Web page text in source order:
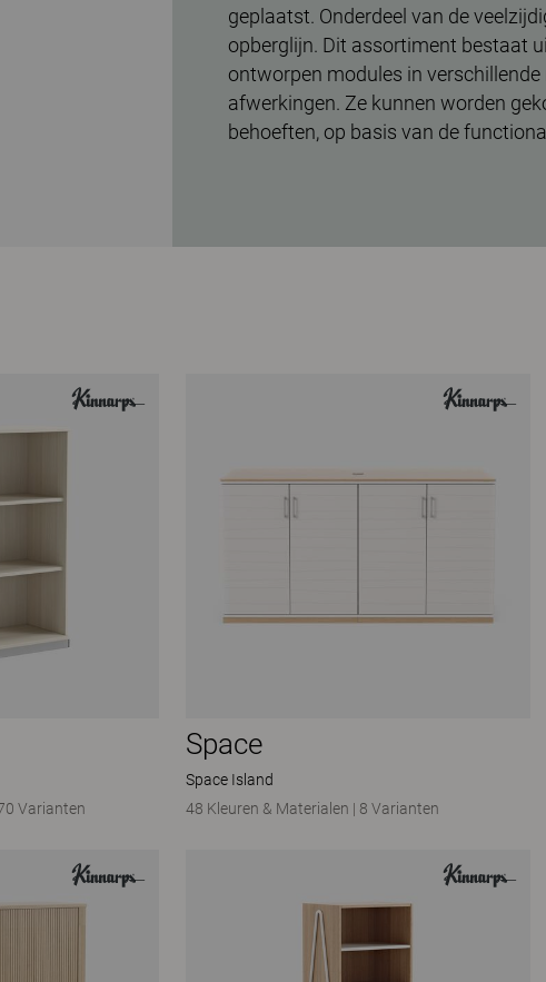
geplaatst. Onderdeel van de
opberglijn. Dit assortiment bestaat
ontworpen modules in verschillende
afwerkingen. Ze kunnen worden
behoeften, op basis van de
Varianten
Space
Space Island
48 Kleuren & Materialen | 8 Varianten